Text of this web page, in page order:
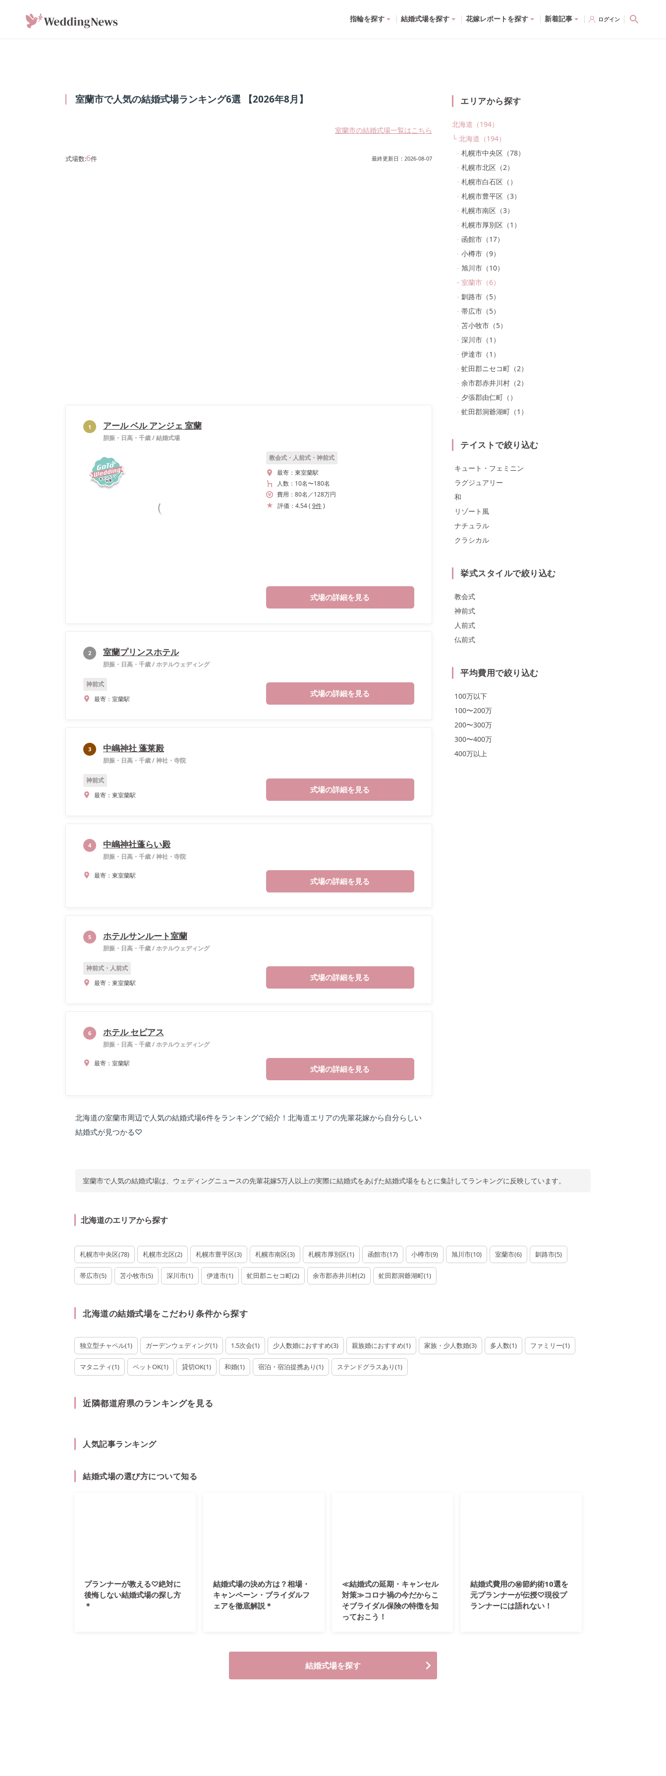
指輪を探す 結婚式場を探す 花嫁レポートを探す 新着記事 ログイン
エリアから探す
北海道 （194）
北海道 （194）
札幌市中央区 （78）
札幌市北区 （2）
札幌市白石区 （ ）
札幌市豊平区 （3）
札幌市南区 （3）
札幌市厚別区 （1 ）
函館市 （17）
小樽市 （9）
旭川市 （10）
室蘭市 （6）
釧路市 （5）
帯広市 （5）
苫小牧市 （5）
深川市 （1 ）
伊達市 （1 ）
虻田郡ニセコ町 （2）
余市郡赤井川村 （2）
夕張郡由仁町 （ ）
虻田郡洞爺湖町 （1 ）
テイストで絞り込む
キュート・フェミニン
ラグジュアリー
和
リゾート風
ナチュラル
クラシカル
挙式スタイルで絞り込む
教会式
神前式
人前式
仏前式
平均費用で絞り込む
100万以下
100〜200万
200〜300万
300〜400万
400万以上
室蘭市で人気の結婚式場ランキング6選 【2026年8月】
室蘭市の結婚式場一覧はこちら
式場数:6件 最終更新日： 2026-08-07
1
胆振・日高・千歳/結婚式場
アール ベル アンジェ 室蘭
教会式・人前式・神前式
最寄： 東室蘭駅
人数： 10名〜180名
費用： 80名 ／128万円
評価： 4.54( 9件)
式場の詳細を見る
2
胆振・日高・千歳/ホテルウェディング
室蘭プリンスホテル
神前式
最寄： 室蘭駅
式場の詳細を見る
3
胆振・日高・千歳/神社・寺院
中嶋神社 蓬莱殿
神前式
最寄： 東室蘭駅
式場の詳細を見る
4
胆振・日高・千歳/神社・寺院
中嶋神社蓬らい殿
最寄： 東室蘭駅
式場の詳細を見る
5
胆振・日高・千歳/ホテルウェディング
ホテルサンルート室蘭
神前式・人前式
最寄： 東室蘭駅
式場の詳細を見る
6
胆振・日高・千歳/ホテルウェディング
ホテル セピアス
最寄： 室蘭駅
式場の詳細を見る
北海道の室蘭市周辺で人気の結婚式場6件をランキングで紹介！北海道エリアの先輩花嫁から自分らしい
結婚式が見つかる♡
室蘭市で人気の結婚式場は、ウェディングニュースの先輩花嫁5万人以上の実際に結婚式をあげた結婚式場をもとに集計してランキングに反映しています。
北海道のエリアから探す
札幌市中央区(78) 札幌市北区(2) 札幌市豊平区(3) 札幌市南区(3) 札幌市厚別区(1) 函館市(17) 小樽市(9) 旭川市(10) 室蘭市(6) 釧路市(5)
帯広市(5) 苫小牧市(5) 深川市(1) 伊達市(1) 虻田郡ニセコ町(2) 余市郡赤井川村(2) 虻田郡洞爺湖町(1)
北海道の結婚式場をこだわり条件から探す
独立型チャペル(1) ガーデンウェディング(1) 1.5次会(1) 少人数婚におすすめ(3) 親族婚におすすめ(1) 家族・少人数婚(3) 多人数(1) ファミリー(1)
マタニティ(1) ペットOK(1) 貸切OK(1) 和婚(1) 宿泊・宿泊提携あり(1) ステンドグラスあり(1)
近隣都道府県のランキングを見る
人気記事ランキング
結婚式場の選び方について知る
プランナーが教える♡絶対に
後悔しない結婚式場の探し方
＊
結婚式場の決め方は？相場・
キャンペーン・ブライダルフ
ェアを徹底解説＊
≪結婚式の延期・キャンセル
対策≫コロナ禍の今だからこ
そブライダル保険の特徴を知
っておこう！
結婚式費用の㊙︎節約術10選を
元プランナーが伝授♡現役プ
ランナーには語れない！
結婚式場を探す